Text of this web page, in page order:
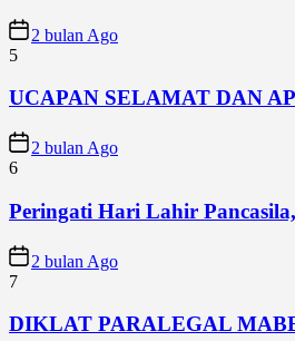
2 bulan Ago
5
UCAPAN SELAMAT DAN
2 bulan Ago
6
Peringati Hari Lahir
2 bulan Ago
7
DIKLAT PARALEGAL